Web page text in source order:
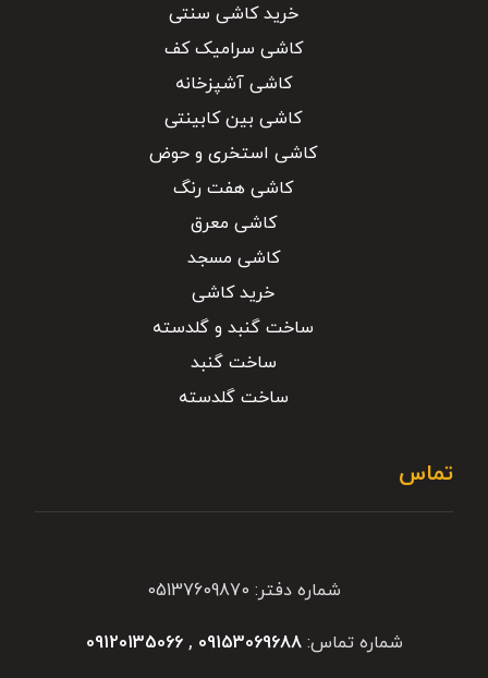
خرید کاشی سنتی
کاشی سرامیک کف
کاشی آشپزخانه
کاشی بین کابینتی
کاشی استخری و حوض
کاشی هفت رنگ
کاشی معرق
کاشی مسجد
خرید کاشی
ساخت گنبد و گلدسته
ساخت گنبد
ساخت گلدسته
تماس
شماره دفتر: 05137609870
شماره تماس:09153069688
,
09120135066